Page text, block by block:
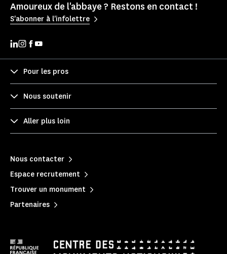
Amoureux de l'abbaye ? Restons en contact !
S'abonner à l'infolettre
Pour les pros
Nous soutenir
Aller plus loin
Nous contacter
Espace recrutement
Trouver un monument
Partenaires